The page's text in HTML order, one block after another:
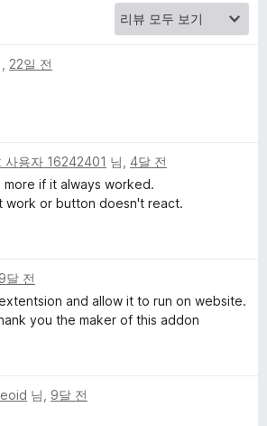
22일 전
용자 16242401 님, 4달 전
more if it always worked.
work or button doesn't react.
9달 전
and allow it to run on website.
you the maker of this addon
님, 9달 전